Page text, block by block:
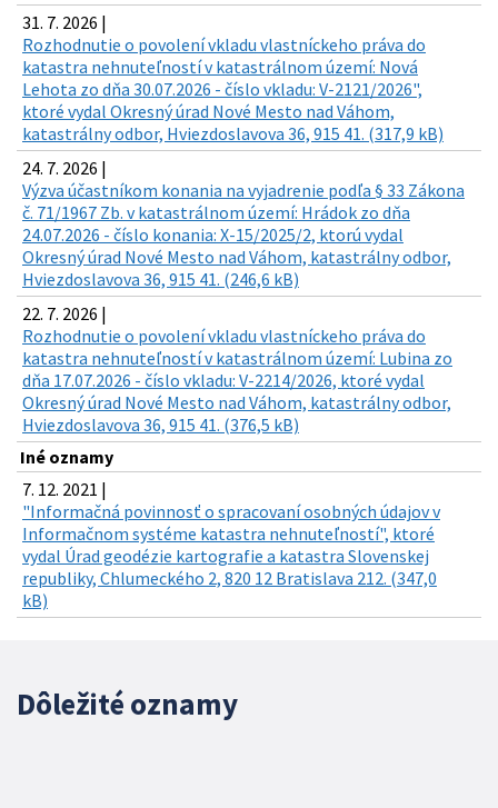
31. 7. 2026 |
Rozhodnutie o povolení vkladu vlastníckeho práva do
katastra nehnuteľností v katastrálnom území: Nová
Lehota zo dňa 30.07.2026 - číslo vkladu: V-2121/2026",
ktoré vydal Okresný úrad Nové Mesto nad Váhom,
katastrálny odbor, Hviezdoslavova 36, 915 41. (317,9 kB)
24. 7. 2026 |
Výzva účastníkom konania na vyjadrenie podľa § 33 Zákona
č. 71/1967 Zb. v katastrálnom území: Hrádok zo dňa
24.07.2026 - číslo konania: X-15/2025/2, ktorú vydal
Okresný úrad Nové Mesto nad Váhom, katastrálny odbor,
Hviezdoslavova 36, 915 41. (246,6 kB)
22. 7. 2026 |
Rozhodnutie o povolení vkladu vlastníckeho práva do
katastra nehnuteľností v katastrálnom území: Lubina zo
dňa 17.07.2026 - číslo vkladu: V-2214/2026, ktoré vydal
Okresný úrad Nové Mesto nad Váhom, katastrálny odbor,
Hviezdoslavova 36, 915 41. (376,5 kB)
Iné oznamy
7. 12. 2021 |
"Informačná povinnosť o spracovaní osobných údajov v
Informačnom systéme katastra nehnuteľností", ktoré
vydal Úrad geodézie kartografie a katastra Slovenskej
republiky, Chlumeckého 2, 820 12 Bratislava 212. (347,0
kB)
Dôležité oznamy